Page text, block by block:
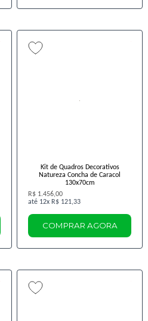
Kit de Quadros Decorativos
Natureza Concha de Caracol
130x70cm
R$ 1.456,00
12x R$ 121,33
COMPRAR AGORA